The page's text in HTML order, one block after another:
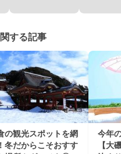
する記事
の観光スポットを網
冬だからこそおすす
今年
【大